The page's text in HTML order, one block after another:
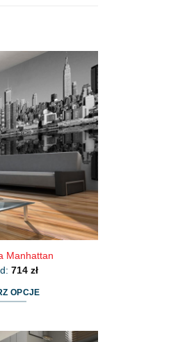
Manhattan
714 zł
OPCJE